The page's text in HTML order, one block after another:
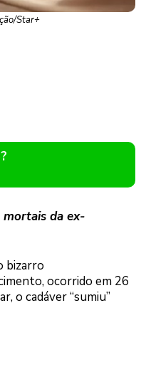
Star+
mortais da ex-
bizarro
ocorrido em 26
o cadáver “sumiu”